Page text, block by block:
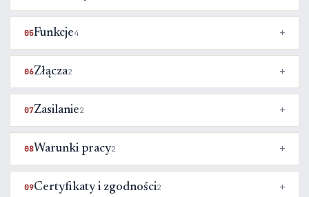
05Funkcje4
06Złącza2
07Zasilanie2
08Warunki pracy2
09Certyfikaty i zgodności2